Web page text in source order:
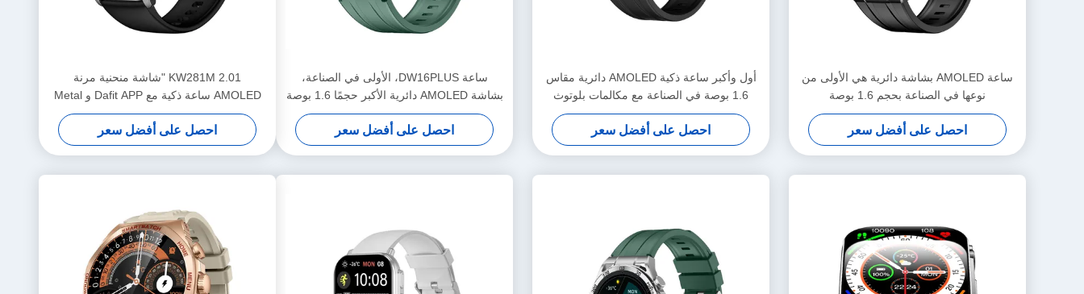
ساعة AMOLED بشاشة دائرية هي الأولى من
نوعها في الصناعة بحجم 1.6 بوصة
KW248PRO
احصل على أفضل سعر
أول وأكبر ساعة ذكية AMOLED دائرية مقاس
1.6 بوصة في الصناعة مع مكالمات بلوتوث
وأجهزة استشعار متقدمة
احصل على أفضل سعر
ساعة DW16PLUS، الأولى في الصناعة،
بشاشة AMOLED دائرية الأكبر حجمًا 1.6 بوصة
احصل على أفضل سعر
KW281M 2.01 "شاشة منحنية مرنة
AMOLED ساعة ذكية مع Dafit APP و Metal
Bezel
احصل على أفضل سعر